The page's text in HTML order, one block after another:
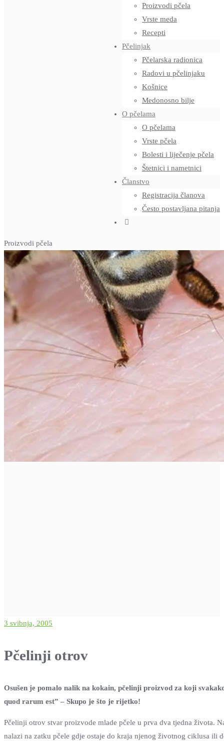
Proizvodi pčela
Vrste meda
Recepti
Pčelinjak
Pčelarska radionica
Radovi u pčelinjaku
Košnice
Medonosno bilje
O pčelama
O pčelama
Vrste pčela
Bolesti i liječenje pčela
Štetnici i nametnici
Članstvo
Registracija članova
Često postavljana pitanja
Proizvodi pčela
3 svibnja, 2005
Pčelinji otrov
Osušen je pomalo nalik na kokain, pčelinji proizvod za koji
quod rarum est” – Skupo je što je rijetko!
Pčelinji otrov stvar proizvode mlade pčele u prva dva tjedna života.
nalazi na zatku pčele gdje ostaje do kraja njenog životnog ciklusa ili